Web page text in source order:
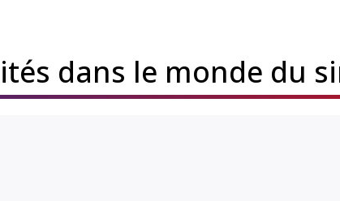
dans le monde du